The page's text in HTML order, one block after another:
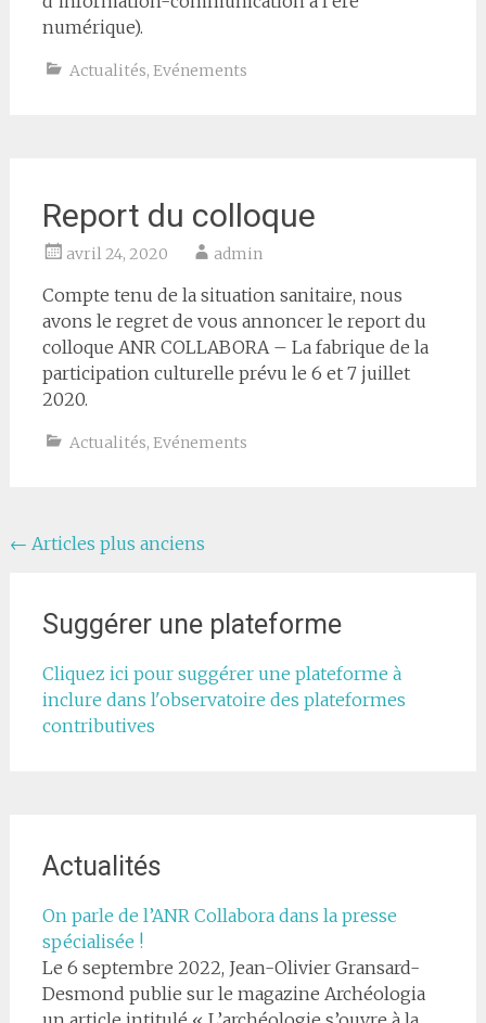
numérique).
Actualités, Evénements
Report du colloque
avril 24, 2020 admin
Compte tenu de la situation sanitaire, nous
avons le regret de vous annoncer le report du
colloque ANR COLLABORA – La fabrique de la
participation culturelle prévu le 6 et 7 juillet
2020.
Actualités, Evénements
Navigation
sein
articles
← Articles plus anciens
Suggérer une plateforme
Cliquez ici pour suggérer une plateforme à
inclure dans l'observatoire des plateformes
contributives
Actualités
On parle de l’ANR Collabora dans la presse
spécialisée !
Le 6 septembre 2022, Jean-Olivier Gransard-
Desmond publie sur le magazine Archéologia